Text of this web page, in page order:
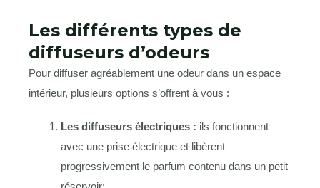
Les différents types de
diffuseurs d’odeurs
Pour diffuser agréablement une odeur dans un espace
intérieur, plusieurs options s’offrent à vous :
Les diffuseurs électriques : ils fonctionnent
avec une prise électrique et libèrent
progressivement le parfum contenu dans un petit